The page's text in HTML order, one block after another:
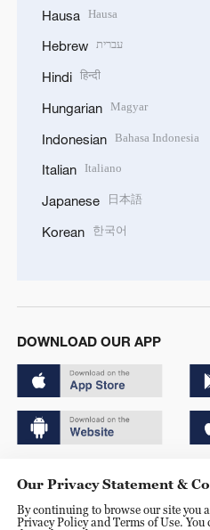
Hausa Hausa
Hebrew עברית
Hindi हिन्दी
Hungarian Magyar
Indonesian Bahasa Indonesia
Italian Italiano
Japanese 日本語
Korean 한국어
DOWNLOAD OUR APP
京ICP备20000184号
Our Privacy Statement &
By continuing to browse our site you
Privacy Policy and Terms of Use.